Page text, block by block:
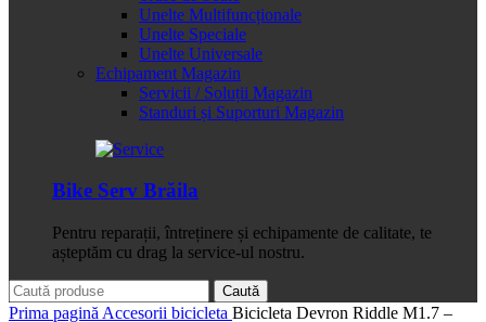
Unelte Multifuncționale
Unelte Speciale
Unelte Universale
Echipament Magazin
Servicii / Soluții Magazin
Standuri și Suporturi Magazin
Bike Serv Brăila
Pentru reparații, întreținere și echipamente de calitate, te
așteptăm cu drag la service-ul nostru.
Caută
Prima pagină Accesorii bicicleta Bicicleta Devron Riddle M1.7 –